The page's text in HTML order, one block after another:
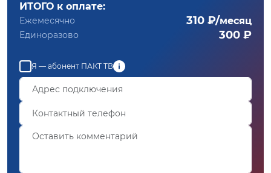
ИТОГО к оплате:
Ежемесячно 310 ₽/месяц
Единоразово 300 ₽
Я — абонент ПАКТ ТВ